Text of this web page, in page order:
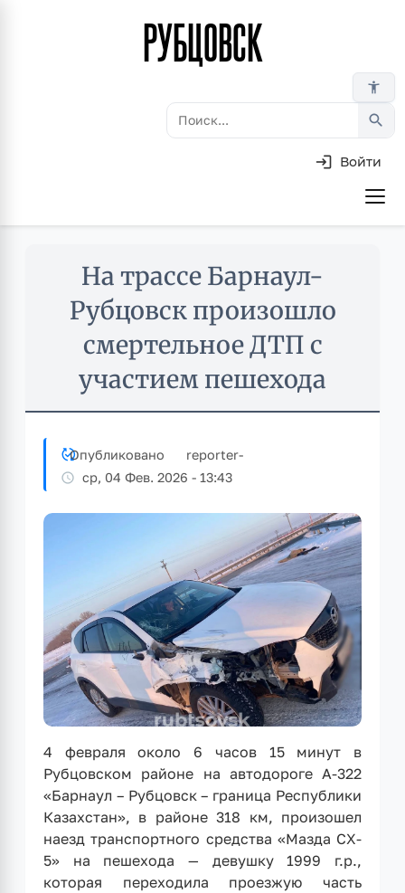
content
РУБЦОВСК
accessibility_new
search
Войти
На трассе Барнаул-
Рубцовск произошло
смертельное ДТП с
участием пешехода
Опубликовано reporter-
ср, 04 Фев. 2026 - 13:43
4 февраля около 6 часов 15 минут в
Рубцовском районе на автодороге А-322
«Барнаул – Рубцовск – граница Республики
Казахстан», в районе 318 км, произошел
наезд транспортного средства «Мазда CX-
5» на пешехода — девушку 1999 г.р.,
которая переходила проезжую часть